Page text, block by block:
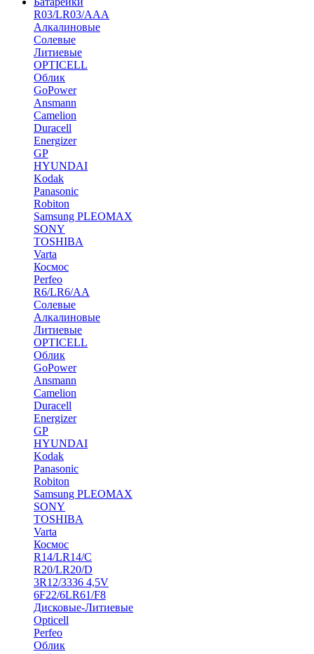
R03/LR03/AAA
Алкалиновые
Солевые
Литиевые
OPTICELL
Облик
GoPower
Ansmann
Camelion
Duracell
Energizer
GP
HYUNDAI
Kodak
Panasonic
Robiton
Samsung PLEOMAX
SONY
TOSHIBA
Varta
Космос
Perfeo
R6/LR6/AA
Солевые
Алкалиновые
Литиевые
OPTICELL
Облик
GoPower
Ansmann
Camelion
Duracell
Energizer
GP
HYUNDAI
Kodak
Panasonic
Robiton
Samsung PLEOMAX
SONY
TOSHIBA
Varta
Космос
R14/LR14/C
R20/LR20/D
3R12/3336 4,5V
6F22/6LR61/F8
Дисковые-Литиевые
Opticell
Perfeo
Облик